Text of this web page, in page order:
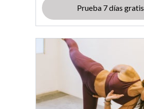
Prueba 7 días gratis